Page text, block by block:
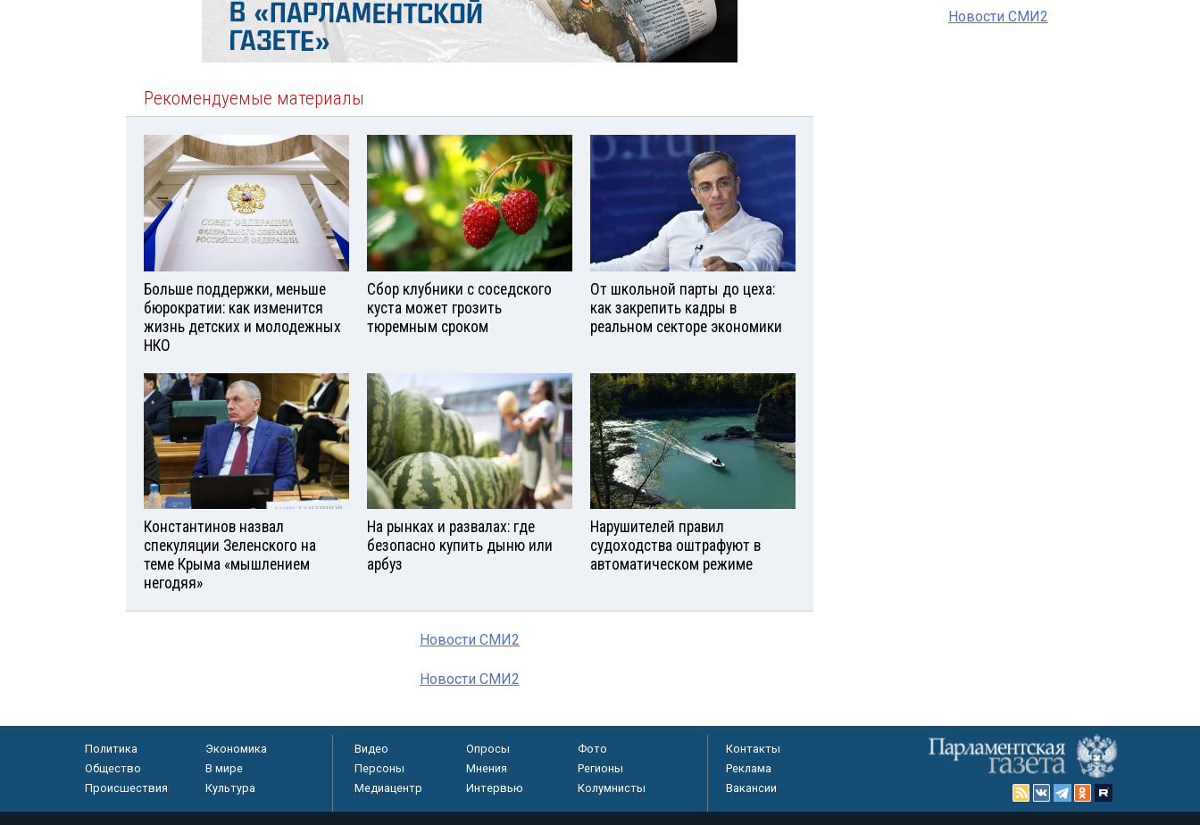
Рекомендуемые материалы
Больше поддержки, меньше
бюрократии: как изменится
жизнь детских и молодежных
НКО
Сбор клубники с соседского
куста может грозить
тюремным сроком
От школьной парты до цеха:
как закрепить кадры в
реальном секторе экономики
Константинов назвал
спекуляции Зеленского на
теме Крыма «мышлением
негодяя»
На рынках и развалах: где
безопасно купить дыню или
арбуз
Нарушителей правил
судоходства оштрафуют в
автоматическом режиме
Новости СМИ2
Новости СМИ2
Новости СМИ2
Политика
Экономика
Общество
В мире
Происшествия
Культура
Видео Опросы
Фото
Персоны
Мнения
Регионы
Медиацентр
Интервью Колумнисты
Контакты
Реклама
Вакансии